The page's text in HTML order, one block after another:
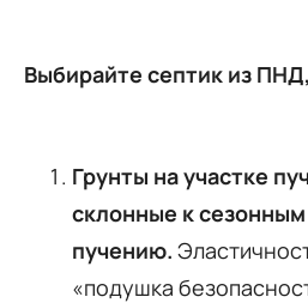
Выбирайте септик из
Грунты на участке
склонные к
пучению.
«подушка